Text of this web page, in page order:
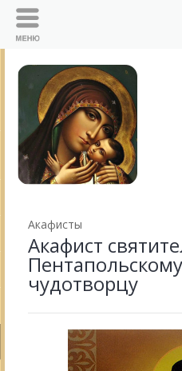
Акафисты
Акафист
чудотворцу